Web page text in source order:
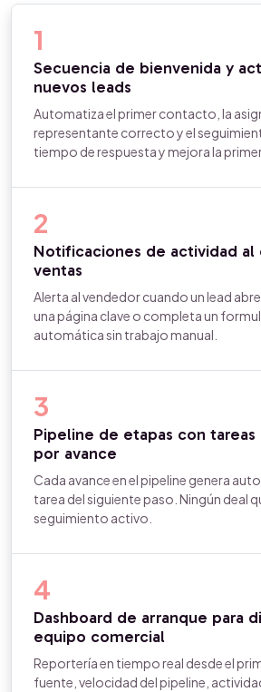
1
Secuencia de bienvenida y
nuevos leads
Automatiza el primer contacto, la
representante correcto y el
tiempo de respuesta y mejora la
2
Notificaciones de actividad al
ventas
Alerta al vendedor cuando un lead
una página clave o completa un
automática sin trabajo manual.
3
Pipeline de etapas con tareas
por avance
Cada avance en el pipeline genera
tarea del siguiente paso. Ningún deal
seguimiento activo.
4
Dashboard de arranque para
equipo comercial
Reportería en tiempo real desde el
fuente, velocidad del pipeline,